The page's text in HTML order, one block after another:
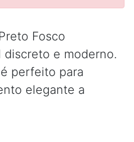
Fosco
e moderno.
perfeito para
elegante a